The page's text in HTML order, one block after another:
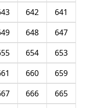
641
642
647
648
653
654
659
660
665
666